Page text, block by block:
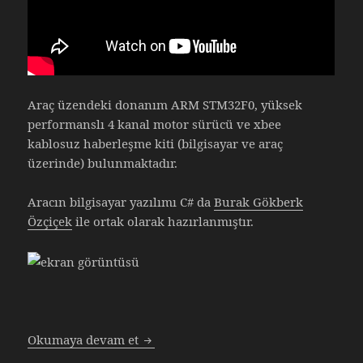
Araç üzendeki donanım ARM STM32F0, yüksek
performanslı 4 kanal motor sürücü ve xbee
kablosuz haberleşme kiti (bilgisayar ve araç
üzerinde) bulunmaktadır.
Aracın bilgisayar yazılımı C# daBurak Gökberk
Özçiçek ile ortak olarak hazırlanmıştır.
Okumaya devam et Arazi Aracı